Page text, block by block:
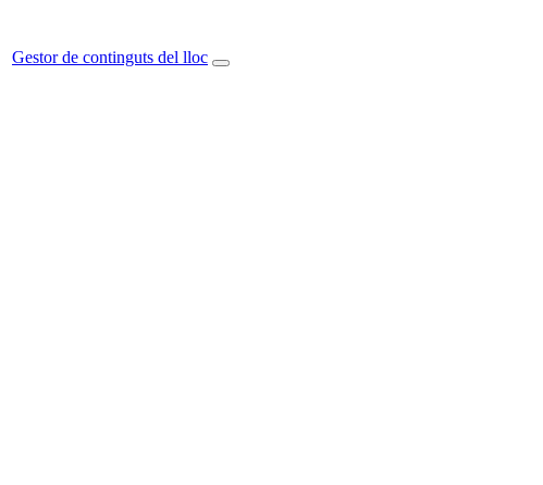
Gestor de continguts del lloc